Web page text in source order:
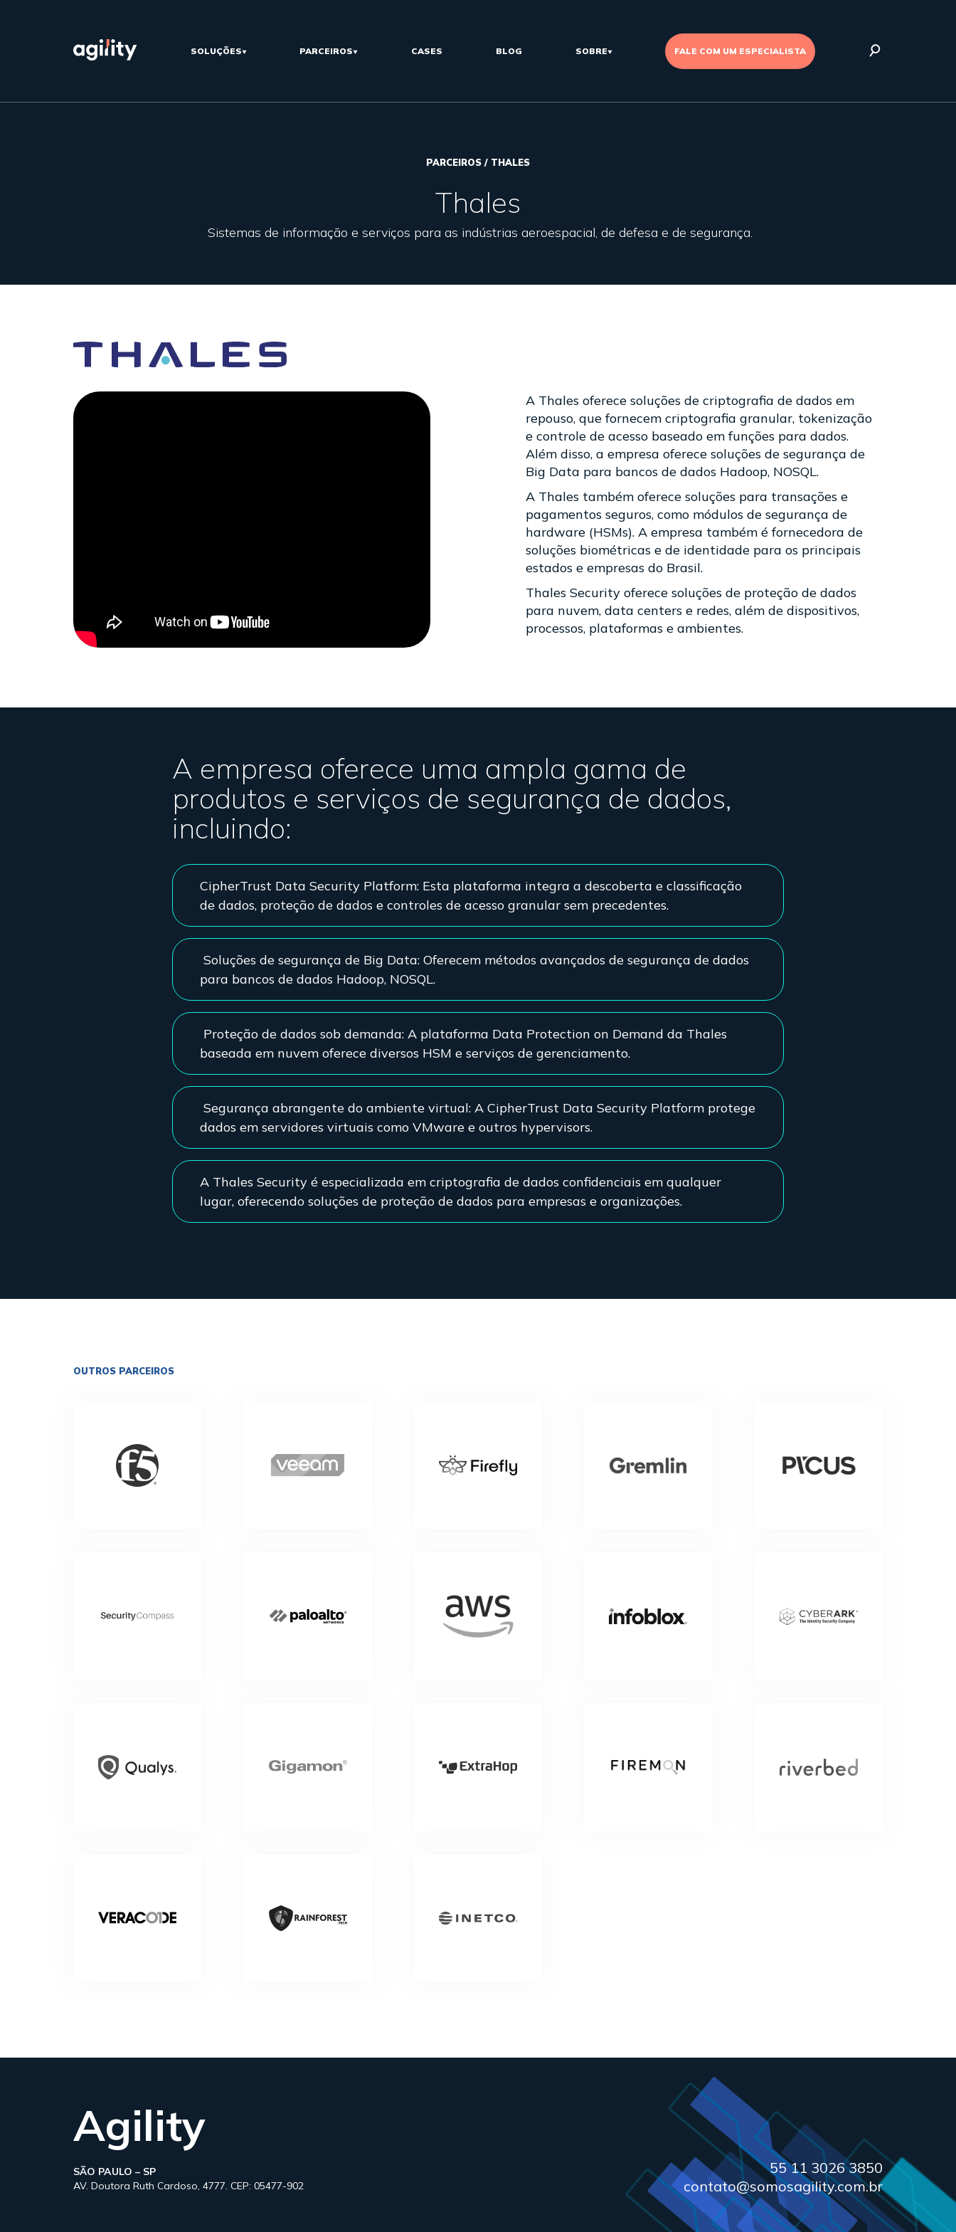
SOLUÇÕES PARCEIROS CASES BLOG SOBRE FALE COM UM ESPECIALISTA
PARCEIROS / THALES
Thales
Sistemas de informação e serviços para as indústrias aeroespacial, de defesa e de segurança.
A Thales oferece soluções de criptografia de dados em
repouso, que fornecem criptografia granular, tokenização
e controle de acesso baseado em funções para dados.
Além disso, a empresa oferece soluções de segurança de
Big Data para bancos de dados Hadoop, NOSQL.
A Thales também oferece soluções para transações e
pagamentos seguros, como módulos de segurança de
hardware (HSMs). A empresa também é fornecedora de
soluções biométricas e de identidade para os principais
estados e empresas do Brasil.
Thales Security oferece soluções de proteção de dados
para nuvem, data centers e redes, além de dispositivos,
processos, plataformas e ambientes.
A empresa oferece uma ampla gama de
produtos e serviços de segurança de dados,
incluindo:
CipherTrust Data Security Platform: Esta plataforma integra a descoberta e classificação
de dados, proteção de dados e controles de acesso granular sem precedentes.
Soluções de segurança de Big Data: Oferecem métodos avançados de segurança de dados
para bancos de dados Hadoop, NOSQL.
Proteção de dados sob demanda: A plataforma Data Protection on Demand da Thales
baseada em nuvem oferece diversos HSM e serviços de gerenciamento.
Segurança abrangente do ambiente virtual: A CipherTrust Data Security Platform protege
dados em servidores virtuais como VMware e outros hypervisors.
A Thales Security é especializada em criptografia de dados confidenciais em qualquer
lugar, oferecendo soluções de proteção de dados para empresas e organizações.
OUTROS PARCEIROS
Agility
SÃO PAULO – SP
AV. Doutora Ruth Cardoso, 4777. CEP: 05477-902
55 11 3026 3850
contato@somosagility.com.br